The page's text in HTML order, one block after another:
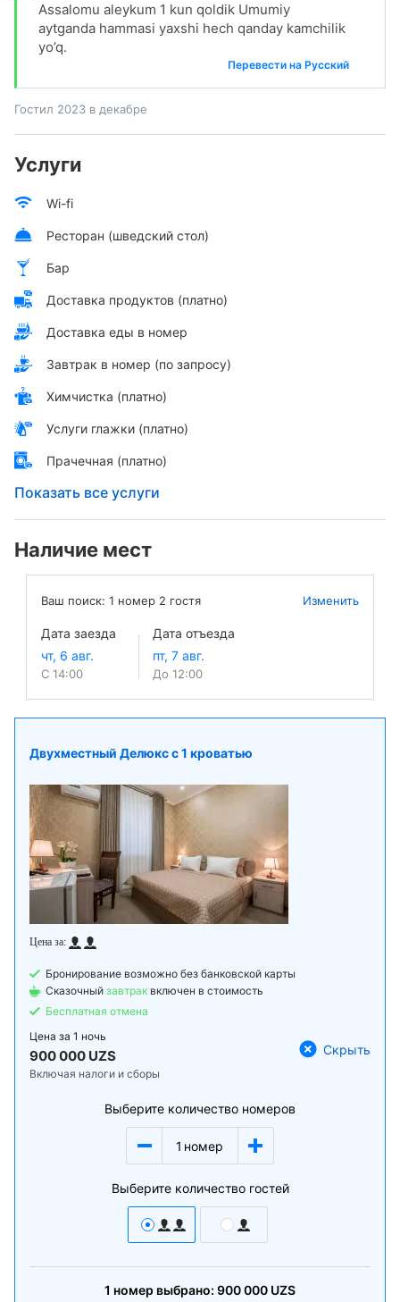
Assalomu aleykum 1 kun qoldik Umumiy
aytganda hammasi yaxshi hech qanday kamchilik
yo’q.
Перевести на Русский
Гостил 2023 в декабре
Услуги
Wi-fi
Ресторан (шведский стол)
Бар
Доставка продуктов (платно)
Доставка еды в номер
Завтрак в номер (по запросу)
Химчистка (платно)
Услуги глажки (платно)
Прачечная (платно)
Показать все услуги
Наличие мест
Ваш поиск: 1 номер 2 гостя Изменить
Дата заезда
С 14:00
Дата отъезда
До 12:00
Двухместный Делюкс с 1 кроватью
Бронирование возможно без банковской карты
Сказочный завтрак включен в стоимость
Бесплатная отмена
Цена за 1 ночь
900 000 UZS
Включая налоги и сборы
Скрыть
Выберите количество номеров
1 номер
Выберите количество гостей
1 номер выбрано: 900 000 UZS